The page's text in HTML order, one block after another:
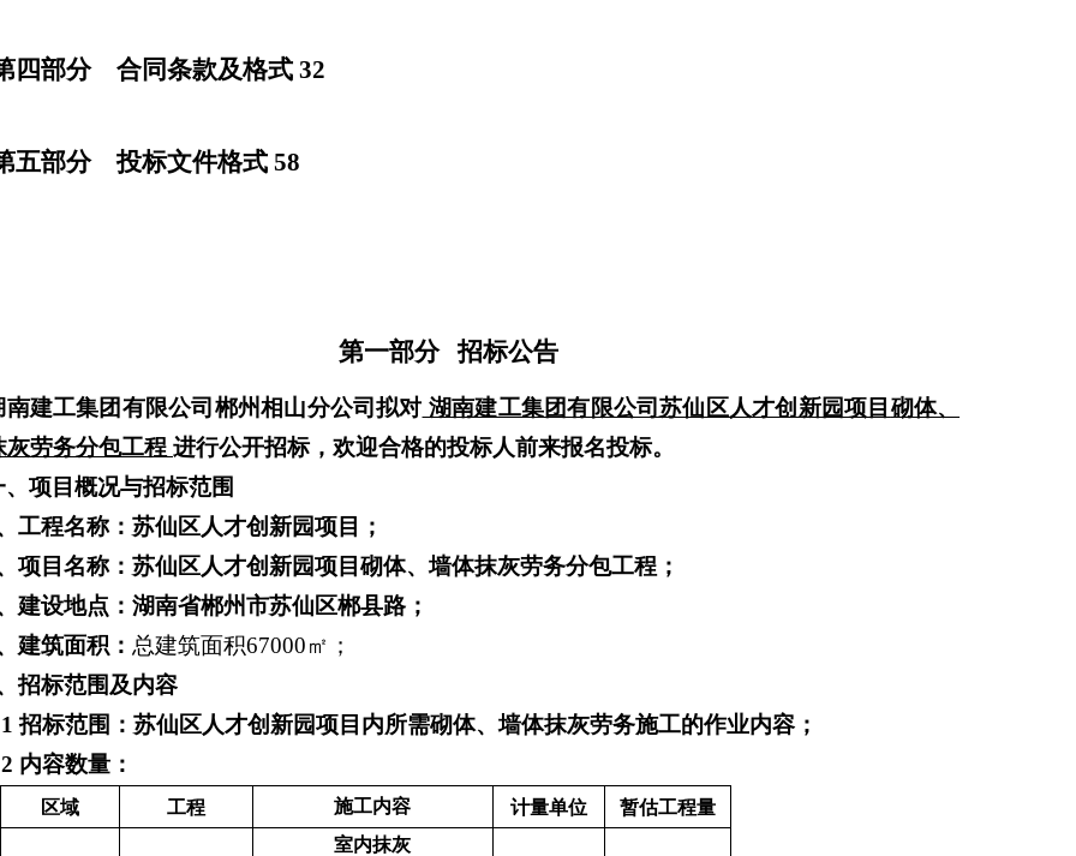
四部分 合同条款及格式 32
五部分 投标文件格式 58
第一部分 招标公告
南建工集团有限公司 郴州相山分公司拟对 湖南建工集团有限公司苏仙区人才创新园项目 砌体、
灰劳务分包工程 进行公开招标，欢迎合格的投标人前来报名投标。
、项目概况与招标范围
工程名称：苏仙区人才创新园项目
；
项目名称：苏仙区人才创新园项目砌体、墙体抹灰劳务分包工程 ；
建设地点：湖南省郴州市苏仙区郴县路；
建筑面积： 总建筑面积67000㎡；
招标范围及内容
招标范围：苏仙区人才创新园项目内所需砌体、墙体抹灰劳务施工的作业内容；
内容数量：
区域 工程 施工内容 计量单位 暂估工程量
室内抹灰